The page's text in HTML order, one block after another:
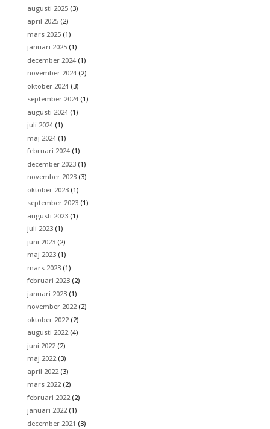
augusti 2025(3)
april 2025(2)
mars 2025(1)
januari 2025(1)
december 2024(1)
november 2024(2)
oktober 2024(3)
september 2024(1)
augusti 2024(1)
juli 2024(1)
maj 2024(1)
februari 2024(1)
december 2023(1)
november 2023(3)
oktober 2023(1)
september 2023(1)
augusti 2023(1)
juli 2023(1)
juni 2023(2)
maj 2023(1)
mars 2023(1)
februari 2023(2)
januari 2023(1)
november 2022(2)
oktober 2022(2)
augusti 2022(4)
juni 2022(2)
maj 2022(3)
april 2022(3)
mars 2022(2)
februari 2022(2)
januari 2022(1)
december 2021 (3)